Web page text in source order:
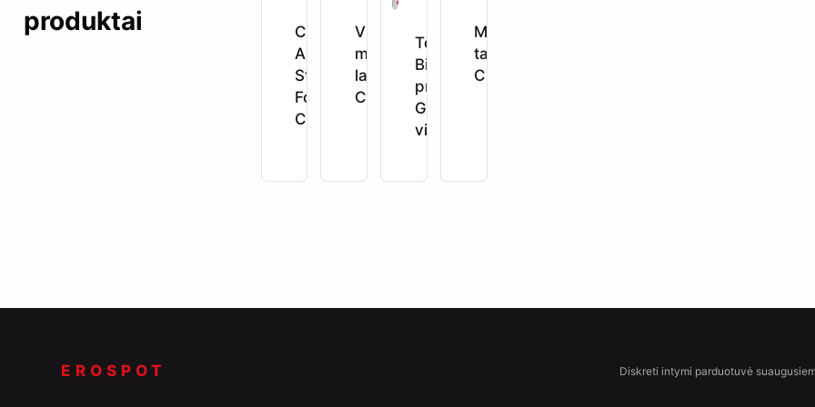
produktai
Crushious
Arcane
Stimulator
For
Couples
Vibruojanti
masažo
lazdelė
Crushious
Tessa G /
Billy G
prabangus
G taško
vibratorius
Menstruacinė
taurelė xs
Crushious
EROSPOT Diskreti intymi parduotuvė